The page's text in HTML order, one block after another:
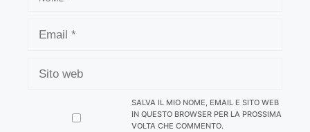
WEB
SALVA IL MIO NOME, EMAIL E SITO WEB
IN QUESTO BROWSER PER LA PROSSIMA
VOLTA CHE COMMENTO.